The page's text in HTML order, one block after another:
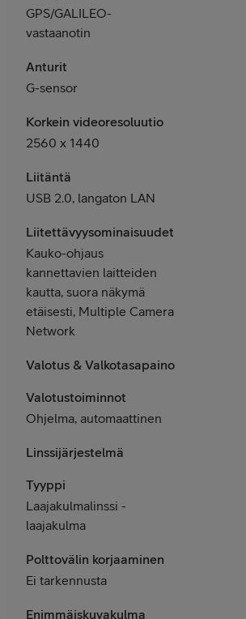
GPS/GALILEO-
vastaanotin
Anturit
G-sensor
Korkein videoresoluutio
2560 x 1440
Liitäntä
USB 2.0, langaton LAN
Liitettävyysominaisuudet
Kauko-ohjaus
kannettavien laitteiden
kautta, suora näkymä
etäisesti, Multiple Camera
Network
Valotus & Valkotasapaino
Valotustoiminnot
Ohjelma, automaattinen
Linssijärjestelmä
Tyyppi
Laajakulmalinssi -
laajakulma
Polttovälin korjaaminen
Ei tarkennusta
Enimmäiskuvakulma